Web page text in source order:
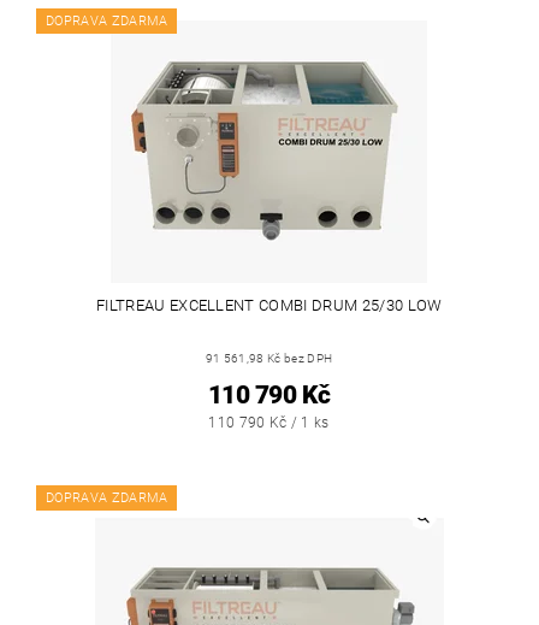
DOPRAVA ZDARMA
FILTREAU EXCELLENT COMBI DRUM 25/30 LOW
91 561,98 Kč bez DPH
110 790 Kč
110 790 Kč / 1 ks
DOPRAVA ZDARMA